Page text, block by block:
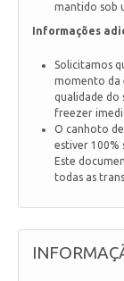
mantido sob
Informações
Solicitamos
momento da
qualidade do
freezer
O canhoto
estiver 100%
Este
todas as